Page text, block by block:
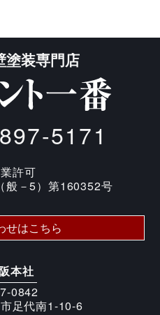
塗装専門店
5171
許可
－5）第160352号
せはこちら
本社
0842
足代南1-10-6